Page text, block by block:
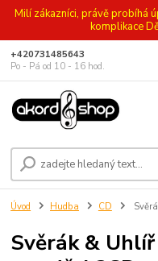
Milí zákazníci, právě probíhá
komplikace
+420731485643
Po - Pá od 10 - 16 hod.
Úvod Hudba CD
Svěrák &